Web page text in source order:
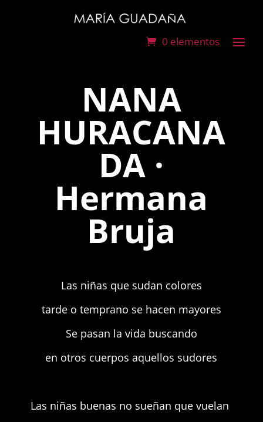
0 elementos
NANA
HURACANA
DA ·
Hermana
Bruja
Las niñas que sudan colores
tarde o temprano se hacen mayores
Se pasan la vida buscando
en otros cuerpos aquellos sudores
Las niñas buenas no sueñan que vuelan